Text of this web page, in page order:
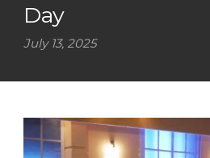
Day
July 13, 2025